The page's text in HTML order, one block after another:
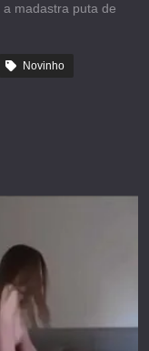
madastra puta de
Novinho